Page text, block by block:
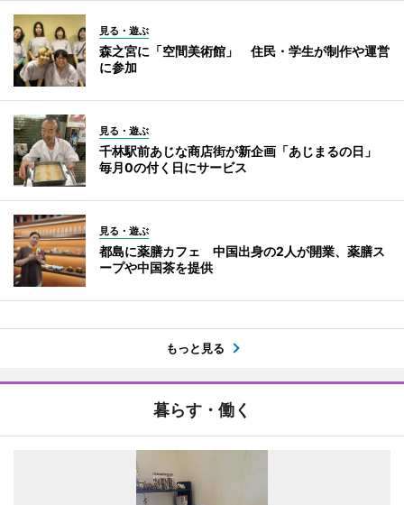
見る・遊ぶ
森之宮に「空間美術館」 住民・学生が制作や運営
に参加
見る・遊ぶ
千林駅前あじな商店街が新企画「あじまるの日」
毎月0の付く日にサービス
見る・遊ぶ
都島に薬膳カフェ 中国出身の2人が開業、薬膳ス
ープや中国茶を提供
もっと見る
暮らす・働く